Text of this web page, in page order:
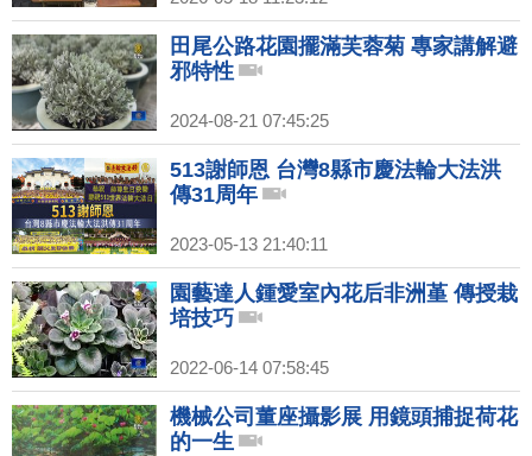
田尾公路花園擺滿芙蓉菊 專家講解避
邪特性
2024-08-21 07:45:25
513謝師恩 台灣8縣市慶法輪大法洪
傳31周年
2023-05-13 21:40:11
園藝達人鍾愛室內花后非洲堇 傳授栽
培技巧
2022-06-14 07:58:45
機械公司董座攝影展 用鏡頭捕捉荷花
的一生